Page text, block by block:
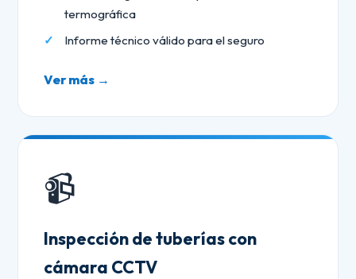
termográfica
Informe técnico válido para el seguro
Ver más →
📹
Inspección de tuberías con
cámara CCTV